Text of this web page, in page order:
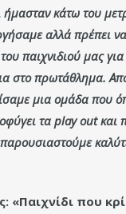
ήμασταν κάτω του
αλλά πρέπει
παιχνιδιού μας
στο πρωτάθλημα.
μια ομάδα που
τα play out και
που